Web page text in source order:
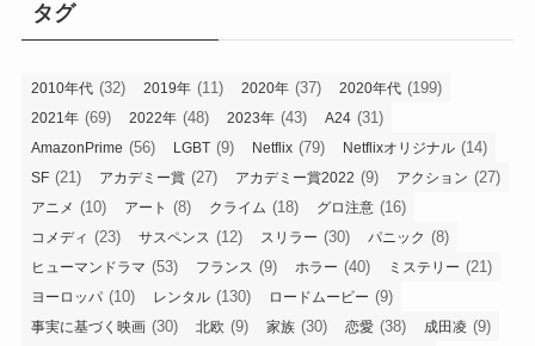
タグ
2010年代 (32) 2019年 (11) 2020年 (37) 2020年代 (199)
2021年 (69) 2022年 (48) 2023年 (43) A24 (31)
AmazonPrime (56) LGBT (9) Netflix (79) Netflixオリジナル (14)
SF (21) アカデミー賞 (27) アカデミー賞2022 (9) アクション (27)
アニメ (10) アート (8) クライム (18) グロ注意 (16)
コメディ (23) サスペンス (12) スリラー (30) パニック (8)
ヒューマンドラマ (53) フランス (9) ホラー (40) ミステリー (21)
ヨーロッパ (10) レンタル (130) ロードムービー (9)
事実に基づく映画 (30) 北欧 (9) 家族 (30) 恋愛 (38) 成田凌 (9)